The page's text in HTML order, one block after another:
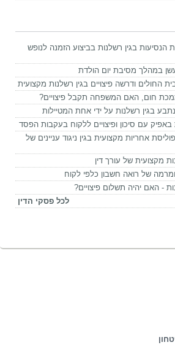
הנסיעות בגין רשלנות בביצוע הזמנה לנופש
במהלך מסיבת יום הולדת
החולים ודרשה פיצויים בגין רשלנות מקצועית
חום, האם המשפחה תקבל פיצויים?
בגין רשלנות על ידי אחת המטיילות
עם סיכון ופיצויים ללקוח בעקבות הפסד
אחריות מקצועית בגין ניגוד עניינים של
מקצועית של עורך דין
ומרמה של רואה חשבון כלפי לקוח
- האם יהיה תשלום פיצויים?
לכל פסקי הדין